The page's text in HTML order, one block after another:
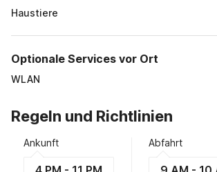
Haustiere
Optionale Services vor Ort
WLAN
Regeln und Richtlinien
Ankunft Abfahrt